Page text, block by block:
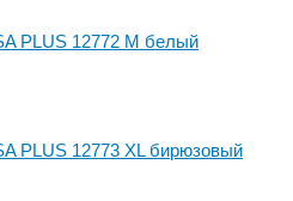
PLUS 12772 M белый
PLUS 12773 XL бирюзовый